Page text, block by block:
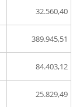
32.560,40
389.945,51
84.403,12
25.829,49